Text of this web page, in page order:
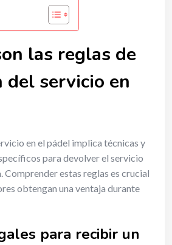
las reglas de
del servicio en
en el pádel implica técnicas y
para devolver el servicio
Comprender estas reglas es crucial
obtengan una ventaja durante
para recibir un